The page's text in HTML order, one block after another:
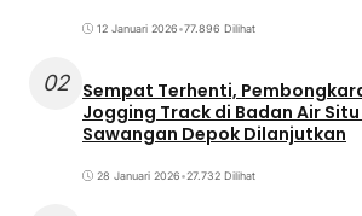
12 Januari 2026•77.896 Dilihat
02 Sempat Terhenti,
Jogging Track di Badan Air
Sawangan Depok Dilanjutkan
28 Januari 2026•27.732 Dilihat